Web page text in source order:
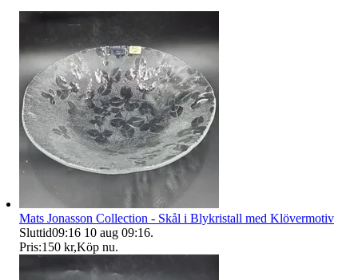
Mats Jonasson Collection - Skål i Blykristall med Klövermotiv
Sluttid09:16 10 aug 09:16.
Pris:150 kr,Köp nu.